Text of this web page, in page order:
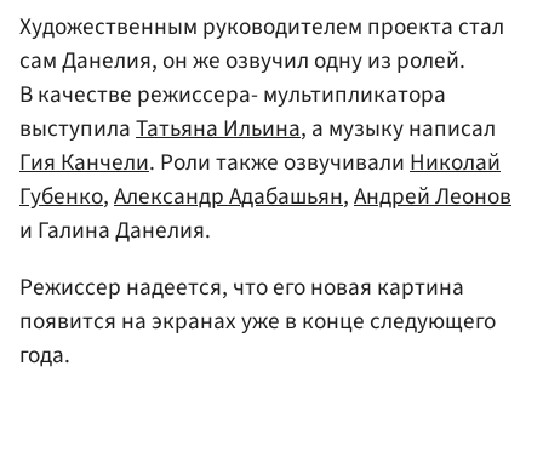
Художественным руководителем проекта стал
сам Данелия, он же озвучил одну из ролей.
В качестве режиссера- мультипликатора
выступилаТатьяна Ильина, а музыку написал
Гия Канчели. Роли также озвучивалиНиколай
Губенко,Александр Адабашьян,Андрей Леонов
и Галина Данелия.
Режиссер надеется, что его новая картина
появится на экранах уже в конце следующего
года.